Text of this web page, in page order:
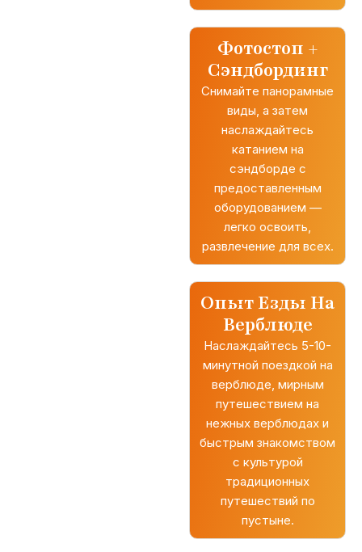
Фотостоп +
Сэндбординг
Снимайте панорамные
виды, а затем
наслаждайтесь
катанием на
сэндборде с
предоставленным
оборудованием —
легко освоить,
развлечение для всех.
Опыт Езды На
Верблюде
Наслаждайтесь 5-10-
минутной поездкой на
верблюде, мирным
путешествием на
нежных верблюдах и
быстрым знакомством
с культурой
традиционных
путешествий по
пустыне.